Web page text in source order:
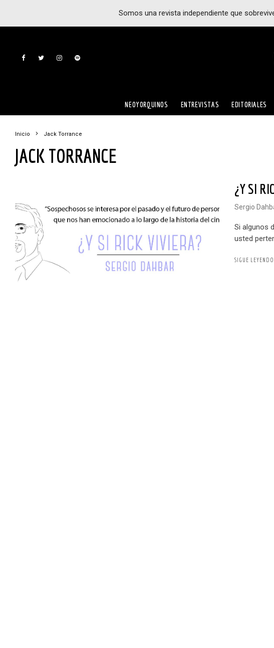
Somos una revista independiente que
NEOYORQUINOS ENTREVISTAS EDITORIALES
Inicio Jack Torrance
JACK TORRANCE
¿Y SI
Sergio
Si algunos de estos nombres hacen click en su memoria,
usted
SIGUE LEYENDO